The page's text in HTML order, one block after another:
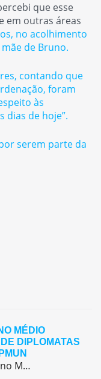
que esse
em outras áreas
no acolhimento
mãe de Bruno.
contando que
foram
às
dias de hoje”.
serem parte da
MÉDIO
DIPLOMATAS
Estudantes do Ensino Médio do Colégio Pentágono protagonizaram uma simulação da ONU, defendendo posições de países em comitês temáticos e vivenciando, na prática, negociações diplomáticas multilíngues.